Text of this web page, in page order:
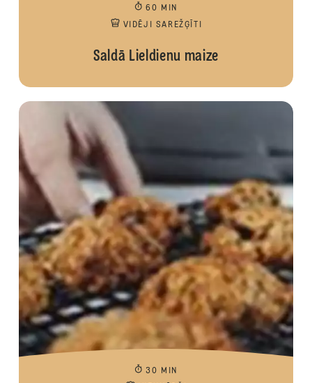
60 MIN
VIDĒJI SAREŽĢĪTI
Saldā Lieldienu maize
30 MIN